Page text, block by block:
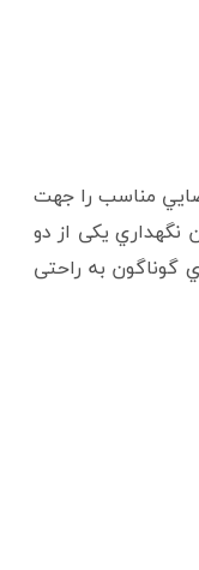
مناسب را جهت
نگهداري یکی از دو
گوناگون به راحتی